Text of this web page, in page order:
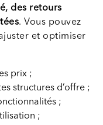
des retours
. Vous pouvez
et optimiser
prix ;
structures d’offre ;
;
;